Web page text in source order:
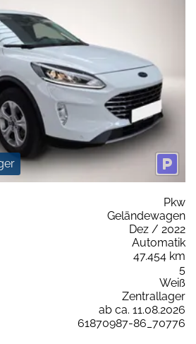
Pkw
Geländewagen
Dez / 2022
Automatik
47.454 km
5
Weiß
Zentrallager
ab ca. 11.08.2026
61870987-86_70776